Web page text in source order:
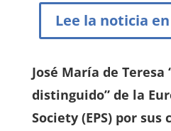
Lee la noticia
José María de
distinguido” de la
Society (EPS) por